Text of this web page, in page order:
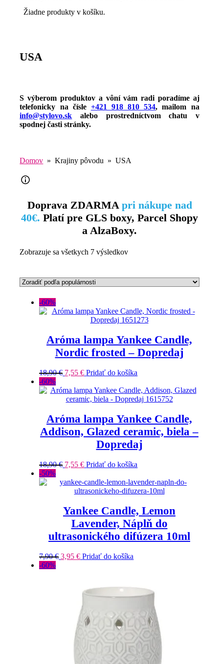
Žiadne produkty v košíku.
USA
S výberom produktov a vôní vám radi poradíme aj
telefonicky na čísle +421 918 810 534, mailom na
info@stylovo.sk alebo prostredníctvom chatu v
spodnej časti stránky.
Domov » Krajiny pôvodu » USA
Doprava ZDARMA pri nákupe nad
40€. Platí pre GLS boxy, Parcel Shopy
a AlzaBoxy.
Zobrazuje sa všetkych 7 výsledkov
-60%
Aróma lampa Yankee Candle,
Nordic frosted – Dopredaj
18,90€ 7,55€ Pridať do košíka
-60%
Aróma lampa Yankee Candle,
Addison, Glazed ceramic, biela –
Dopredaj
18,90€ 7,55€ Pridať do košíka
-50%
Yankee Candle, Lemon
Lavender, Náplň do
ultrasonického difúzera 10ml
7,90€ 3,95€ Pridať do košíka
-60%